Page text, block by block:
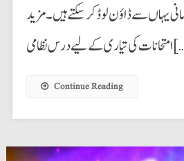
یہاں سے ڈاؤن لوڈ کرسکتے ہیں۔ مزید
نظامی […]
Continue Reading